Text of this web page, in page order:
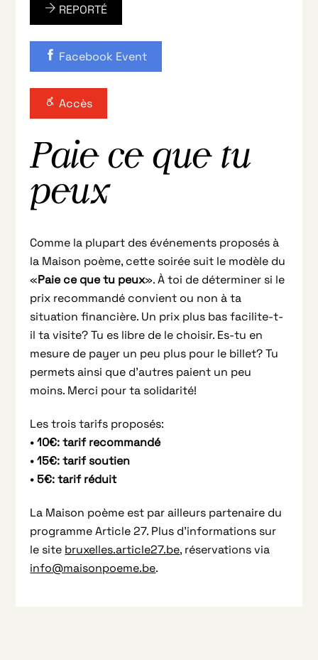
REPORTÉ
Facebook Event
Accès
Paie ce que tu
peux
Comme la plupart des événements proposés à
la Maison poème, cette soirée suit le modèle du
«Paie ce que tu peux». À toi de déterminer si le
prix recommandé convient ou non à ta
situation financière. Un prix plus bas facilite-t-
il ta visite? Tu es libre de le choisir. Es-tu en
mesure de payer un peu plus pour le billet? Tu
permets ainsi que d’autres paient un peu
moins. Merci pour ta solidarité!
Les trois tarifs proposés:
• 10€: tarif recommandé
• 15€: tarif soutien
• 5€: tarif réduit
La Maison poème est par ailleurs partenaire du
programme Article 27. Plus d’informations sur
le site bruxelles.article27.be, réservations via
info@maisonpoeme.be.